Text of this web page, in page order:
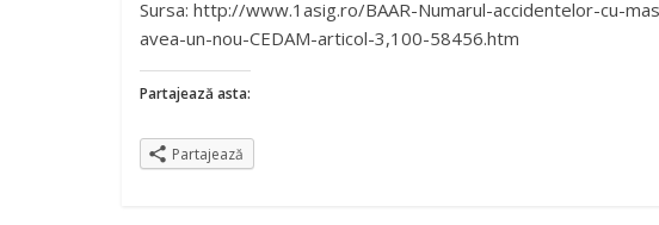
Sursa: http://www.1asig.ro/BAAR-Numarul-accidentelor-cu-
avea-un-nou-CEDAM-articol-3,100-58456.htm
Partajează asta:
Partajează